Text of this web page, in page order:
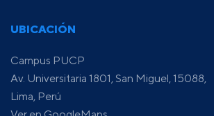
UBICACIÓN
Campus PUCP
Av. Universitaria 1801, San Miguel, 15088,
Lima, Perú